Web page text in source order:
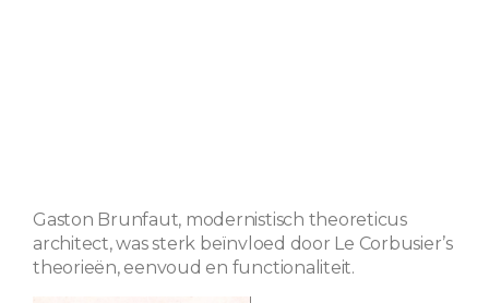
Gaston Brunfaut, modernistisch theoreticus
architect, was sterk beïnvloed door Le Corbusier’s
theorieën, eenvoud en functionaliteit.